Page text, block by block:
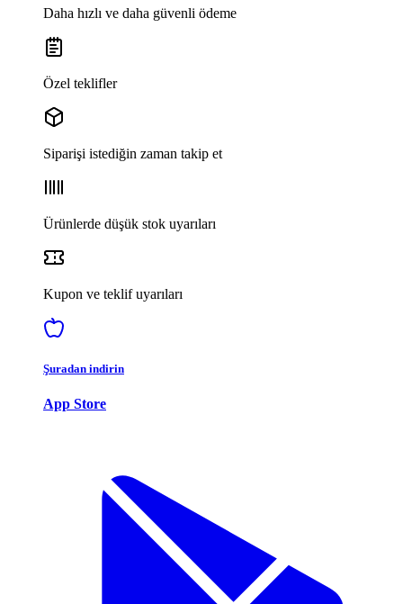
Daha hızlı ve daha güvenli ödeme
Özel teklifler
Siparişi istediğin zaman takip et
Ürünlerde düşük stok uyarıları
Kupon ve teklif uyarıları
Şuradan indirin
App Store